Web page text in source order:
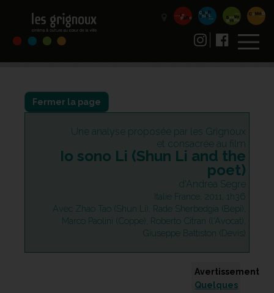
Fermer la page
Une analyse proposée par les Grignoux
et consacrée au film
Io sono Li (Shun Li and the
poet)
d'Andrea Segre
Italie France, 2011, 1h36
Avec Zhao Tao (Shun Li), Rade Sherbedgia (Bepi),
Marco Paolini (Coppe), Roberto Citran (l'Avocat),
Giuseppe Battiston (Devis)
Avertissement
Quelques